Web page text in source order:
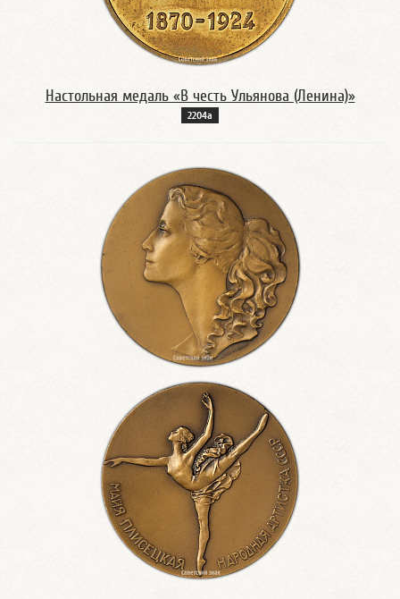
Настольная медаль «В честь Ульянова (Ленина)»
2204а